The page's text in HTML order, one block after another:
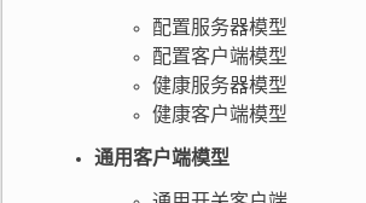
配置服务器模型
配置客户端模型
健康服务器模型
健康客户端模型
通用客户端模型